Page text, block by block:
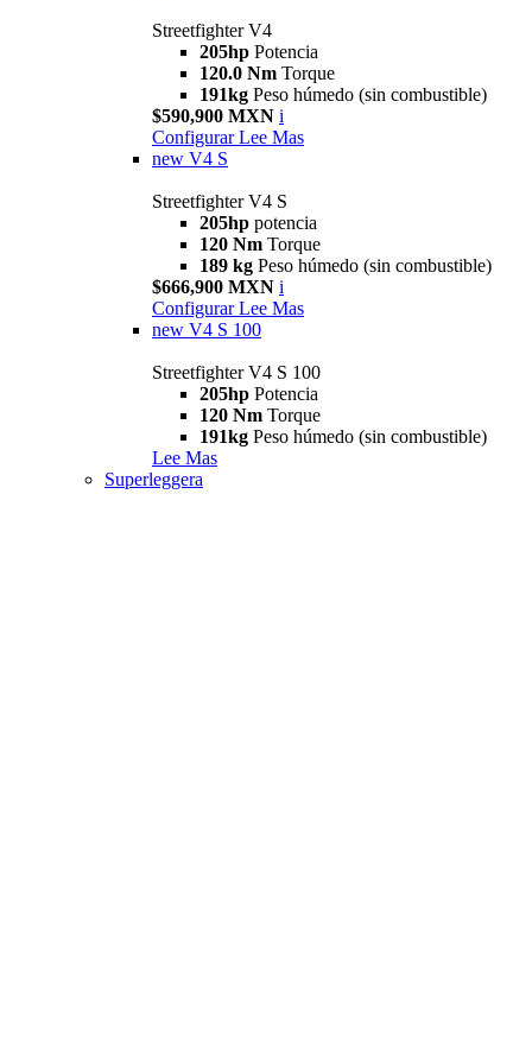
Streetfighter V4
205hp Potencia
120.0 Nm Torque
191kg Peso húmedo (sin combustible)
$590,900 MXN i
Configurar Lee Mas
new V4 S
Streetfighter V4 S
205hp potencia
120 Nm Torque
189 kg Peso húmedo (sin combustible)
$666,900 MXN i
Configurar Lee Mas
new V4 S 100
Streetfighter V4 S 100
205hp Potencia
120 Nm Torque
191kg Peso húmedo (sin combustible)
Lee Mas
Superleggera